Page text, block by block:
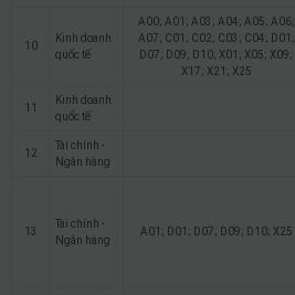
10
Kinh doanh
quốc tế
A00; A01; A03; A04; A05; A06;
A07; C01; C02; C03; C04; D01;
D07; D09; D10; X01; X05; X09;
X17; X21; X25
11
Kinh doanh
quốc tế
12
Tài chính -
Ngân hàng
13
Tài chính -
Ngân hàng
A01; D01; D07; D09; D10; X25